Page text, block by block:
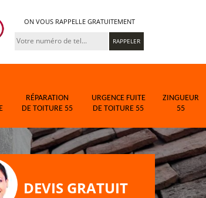
ON VOUS RAPPELLE GRATUITEMENT
RÉPARATION
DE TOITURE 55
URGENCE FUITE
DE TOITURE 55
ZINGUEUR
55
DEVIS GRATUIT